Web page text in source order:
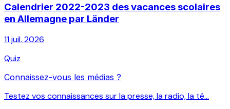
Calendrier 2022-2023 des vacances scolaires
en Allemagne par Länder
11 juil. 2026
Quiz
Connaissez-vous les médias ?
Testez vos connaissances sur la presse, la radio, la té...